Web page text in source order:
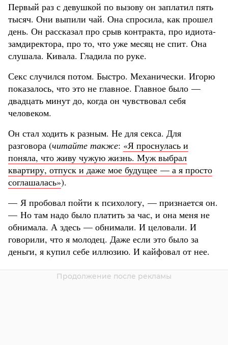
Первый раз с девушкой по вызову он заплатил пять
тысяч. Они выпили чай. Она спросила, как прошел
день. Он рассказал про срыв контракта, про идиота-
замдиректора, про то, что уже месяц не спит. Она
слушала. Кивала. Гладила по руке.
Секс случился потом. Быстро. Механически. Игорю
показалось, что это не главное. Главное было —
двадцать минут до, когда он чувствовал себя
человеком.
Он стал ходить к разным. Не для секса. Для
разговора (читайте также: «Я проснулась и
поняла, что живу чужую жизнь. Муж выбрал
квартиру, отпуск и даже мое будущее — а я просто
соглашалась»).
— Я пробовал пойти к психологу, — признается он.
— Но там надо было платить за час, и она меня не
обнимала. А здесь — обнимали. И целовали. И
говорили, что я молодец. Даже если это было за
деньги, я купил себе иллюзию. И кайфовал от нее.